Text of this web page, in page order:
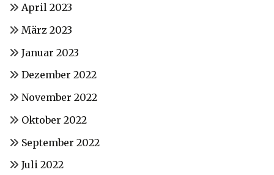
April 2023
März 2023
Januar 2023
Dezember 2022
November 2022
Oktober 2022
September 2022
Juli 2022